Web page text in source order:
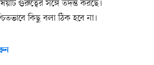
গুরুত্বের সঙ্গে তদন্ত করছে।
কিছু বলা ঠিক হবে না।